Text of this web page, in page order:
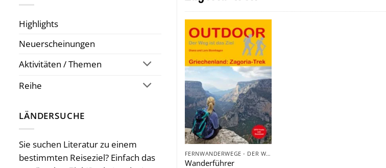
Highlights
Neuerscheinungen
Aktivitäten / Themen
Reihe
LÄNDERSUCHE
Sie suchen Literatur zu einem
bestimmten Reiseziel? Einfach das
Zu
Wunschliste
hinzufügen
FERNWANDERWEGE - DER WEG IST DAS ZIEL
Wanderführer